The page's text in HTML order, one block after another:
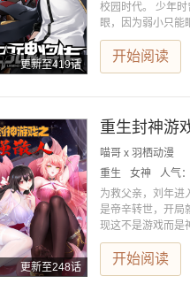
更新至419话
校园时代。 少年
眼，因为弱小只能
开始阅读
更新至248话
重生封神游
喵哥 x 羽栖动漫
重生
女神 人气：
为救父亲，刘年进
是帝辛转世，开局
现这不是游戏而是
开始阅读